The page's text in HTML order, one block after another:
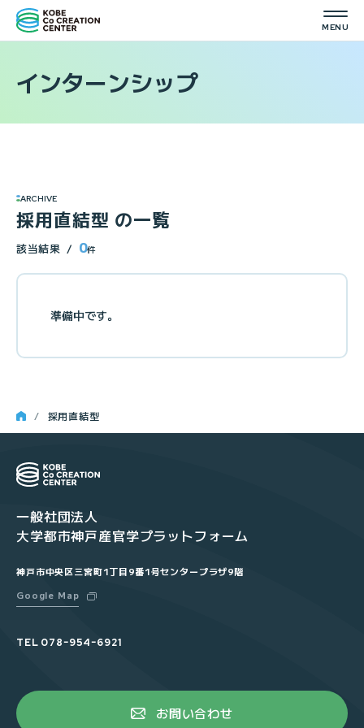
インターンシップ
ARCHIVE
採用直結型 の一覧
該当結果 0件
準備中です。
採用直結型
一般社団法人
大学都市神戸産官学プラットフォーム
神戸市中央区三宮町1丁目9番1号センタープラザ9階
Google Map
TEL 078ｰ954ｰ6921
お問い合わせ